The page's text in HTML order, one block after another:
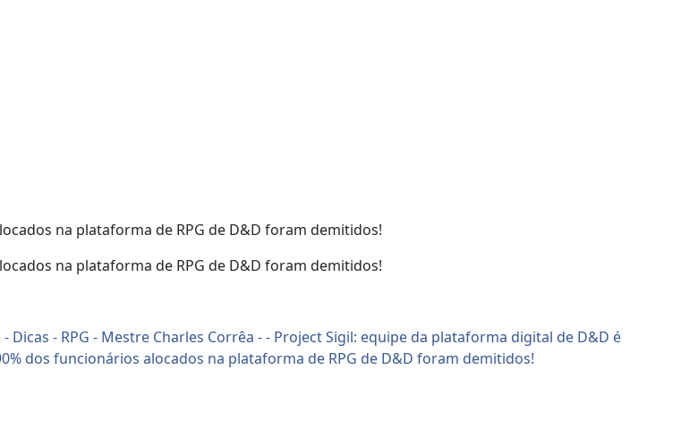
na plataforma de RPG de D&D foram demitidos!
na plataforma de RPG de D&D foram demitidos!